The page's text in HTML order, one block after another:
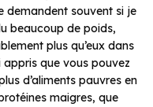
demandent souvent si je
beaucoup de poids,
plus qu’eux dans
appris que vous pouvez
d’aliments pauvres en
maigres, que